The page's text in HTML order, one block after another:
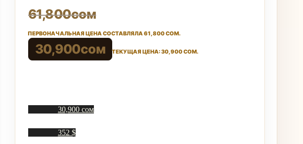
61,800сом
ПЕРВОНАЧАЛЬНАЯ ЦЕНА СОСТАВЛЯЛА 61,800 СОМ.
30,900сом ТЕКУЩАЯ ЦЕНА: 30,900 СОМ.
30,900 сом
352 $